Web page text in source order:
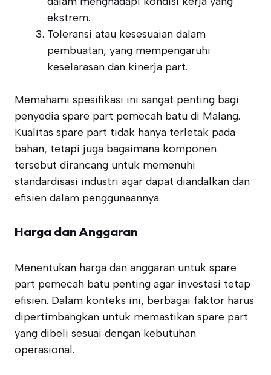
ekstrem.
Toleransi atau kesesuaian dalam
pembuatan, yang mempengaruhi
keselarasan dan kinerja part.
Memahami spesifikasi ini sangat penting bagi
penyedia spare part pemecah batu di Malang.
Kualitas spare part tidak hanya terletak pada
bahan, tetapi juga bagaimana komponen
tersebut dirancang untuk memenuhi
standardisasi industri agar dapat diandalkan dan
efisien dalam penggunaannya.
Harga dan Anggaran
Menentukan harga dan anggaran untuk spare
part pemecah batu penting agar investasi tetap
efisien. Dalam konteks ini, berbagai faktor harus
dipertimbangkan untuk memastikan spare part
yang dibeli sesuai dengan kebutuhan
operasional.